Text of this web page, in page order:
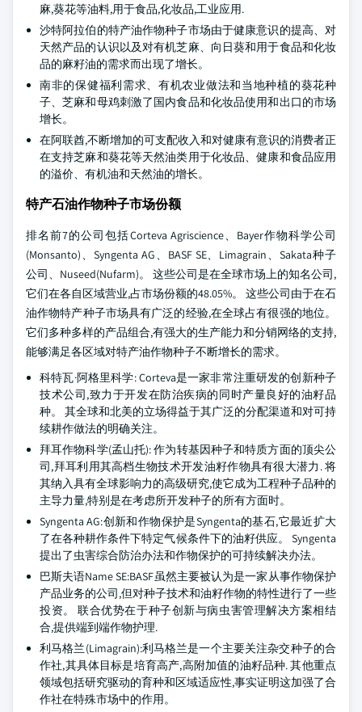
麻,葵花等油料,用于食品,化妆品,工业应用.
沙特阿拉伯的特产油作物种子市场由于健康意识的提高、对
天然产品的认识以及对有机芝麻、向日葵和用于食品和化妆
品的麻籽油的需求而出现了增长。
南非的保健福利需求、有机农业做法和当地种植的葵花种
子、芝麻和母鸡刺激了国内食品和化妆品使用和出口的市场
增长。
在阿联酋,不断增加的可支配收入和对健康有意识的消费者正
在支持芝麻和葵花等天然油类用于化妆品、健康和食品应用
的溢价、有机油和天然油的增长。
特产石油作物种子市场份额
排名前7的公司包括Corteva Agriscience、Bayer作物科学公司
(Monsanto)、Syngenta AG、BASF SE、Limagrain、Sakata种子
公司、Nuseed(Nufarm)。 这些公司是在全球市场上的知名公司,
它们在各自区域营业,占市场份额的48.05%。 这些公司由于在石
油作物特产种子市场具有广泛的经验,在全球占有很强的地位。
它们多种多样的产品组合,有强大的生产能力和分销网络的支持,
能够满足各区域对特产油作物种子不断增长的需求。
科特瓦·阿格里科学: Corteva是一家非常注重研发的创新种子
技术公司,致力于开发在防治疾病的同时产量良好的油籽品
种。 其全球和北美的立场得益于其广泛的分配渠道和对可持
续耕作做法的明确关注。
拜耳作物科学(孟山托): 作为转基因种子和特质方面的顶尖公
司,拜耳利用其高档生物技术开发油籽作物具有很大潜力. 将
其纳入具有全球影响力的高级研究,使它成为工程种子品种的
主导力量,特别是在考虑所开发种子的所有方面时。
Syngenta AG:创新和作物保护是Syngenta的基石,它最近扩大
了在各种耕作条件下特定气候条件下的油籽供应。 Syngenta
提出了虫害综合防治办法和作物保护的可持续解决办法。
巴斯夫语Name SE:BASF虽然主要被认为是一家从事作物保护
产品业务的公司,但对种子技术和油籽作物的特性进行了一些
投资。 联合优势在于种子创新与病虫害管理解决方案相结
合,提供端到端作物护理.
利马格兰(Limagrain):利马格兰是一个主要关注杂交种子的合
作社,其具体目标是培育高产,高附加值的油籽品种. 其他重点
领域包括研究驱动的育种和区域适应性,事实证明这加强了合
作社在特殊市场中的作用。